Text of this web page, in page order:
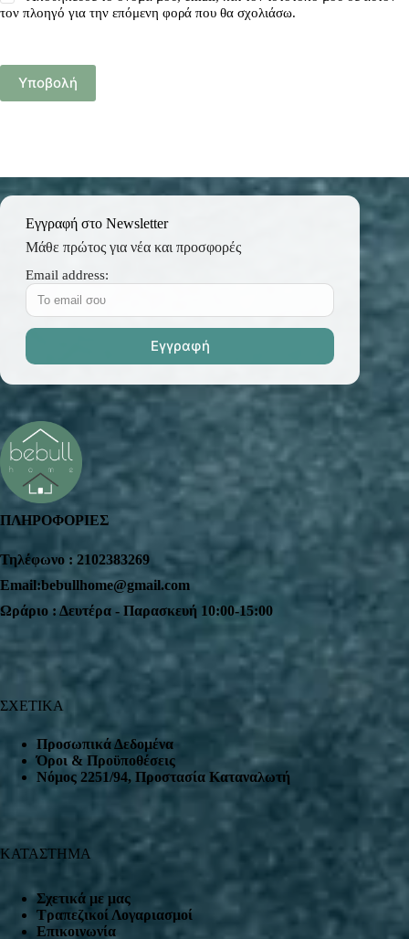
τον πλοηγό για την επόμενη φορά που θα σχολιάσω.
Υποβολή
Εγγραφή στο Newsletter
Μάθε πρώτος για νέα και προσφορές
Email address:
ΠΛΗΡΟΦΟΡΙΕΣ
Τηλέφωνο : 2102383269
Email:bebullhome@gmail.com
Ωράριο : Δευτέρα - Παρασκευή 10:00-15:00
ΣΧΕΤΙΚΑ
Προσωπικά Δεδομένα
Όροι & Προϋποθέσεις
Nόμος 2251/94, Προστασία Καταναλωτή
ΚΑΤΑΣΤΗΜΑ
Σχετικά με μας
Τραπεζικοί Λογαριασμοί
Επικοινωνία